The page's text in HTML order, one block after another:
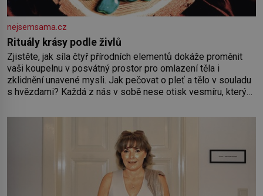
nejsemsama.cz
Rituály krásy podle živlů
Zjistěte, jak síla čtyř přírodních elementů dokáže proměnit
vaši koupelnu v posvátný prostor pro omlazení těla i
zklidnění unavené mysli. Jak pečovat o pleť a tělo v souladu
s hvězdami? Každá z nás v sobě nese otisk vesmíru, který
pokožky. Ohnivá znamení Ženy narozené ve znamení Berana,